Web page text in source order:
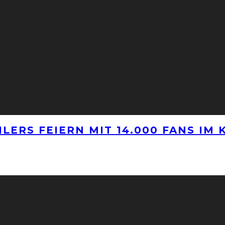
FEIERN MIT 14.000 FANS IM